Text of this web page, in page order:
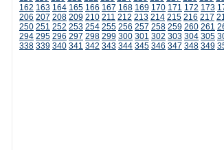
162 163 164 165 166 167 168 169 170 171 172 173
206 207 208 209 210 211 212 213 214 215 216 217
250 251 252 253 254 255 256 257 258 259 260 261
294 295 296 297 298 299 300 301 302 303 304 305
338 339 340 341 342 343 344 345 346 347 348 349